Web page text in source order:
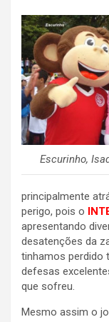
Escurinho,
principalmente
perigo, pois o
apresentando
desatenções da
tinhamos perdido
defesas
que sofreu.
Mesmo assim o